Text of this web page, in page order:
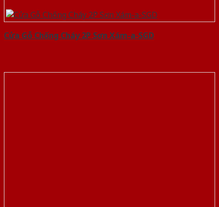
Cửa Gỗ Chống Cháy 2P Sơn Xám-a-SGD